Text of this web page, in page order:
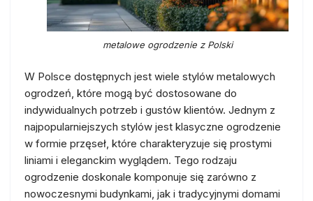
metalowe ogrodzenie z Polski
W Polsce dostępnych jest wiele stylów metalowych
ogrodzeń, które mogą być dostosowane do
indywidualnych potrzeb i gustów klientów. Jednym z
najpopularniejszych stylów jest klasyczne ogrodzenie
w formie przęseł, które charakteryzuje się prostymi
liniami i eleganckim wyglądem. Tego rodzaju
ogrodzenie doskonale komponuje się zarówno z
nowoczesnymi budynkami, jak i tradycyjnymi domami